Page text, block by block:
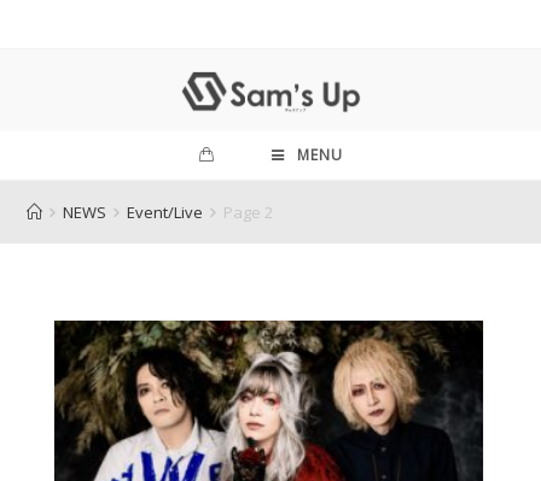
MENU
NEWS Event/Live Page 2